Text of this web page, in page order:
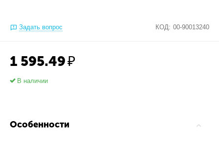
Задать вопрос КОД: 00-90013240
1 595.49₽
В наличии
Особенности